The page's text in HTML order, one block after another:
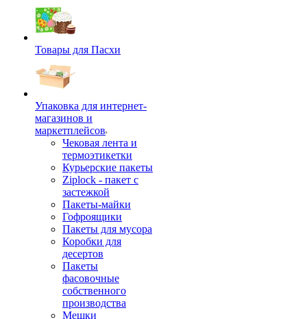
Товары для Пасхи
Упаковка для интернет-
магазинов и
маркетплейсов
Чековая лента и
термоэтикетки
Курьерские пакеты
Ziplock - пакет с
застежкой
Пакеты-майки
Гофроящики
Пакеты для мусора
Коробки для
десертов
Пакеты
фасовочные
собственного
производства
Мешки